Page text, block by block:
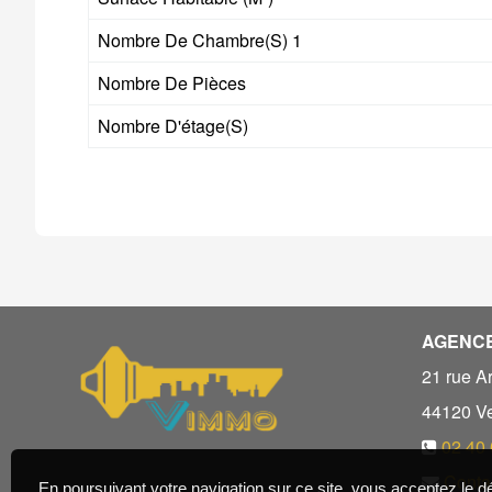
Nombre De Chambre(s) 1
Nombre De Pièces
Nombre D'étage(s)
21 rue
44120
02 40
En poursuivant votre navigation sur ce site, vous acceptez le